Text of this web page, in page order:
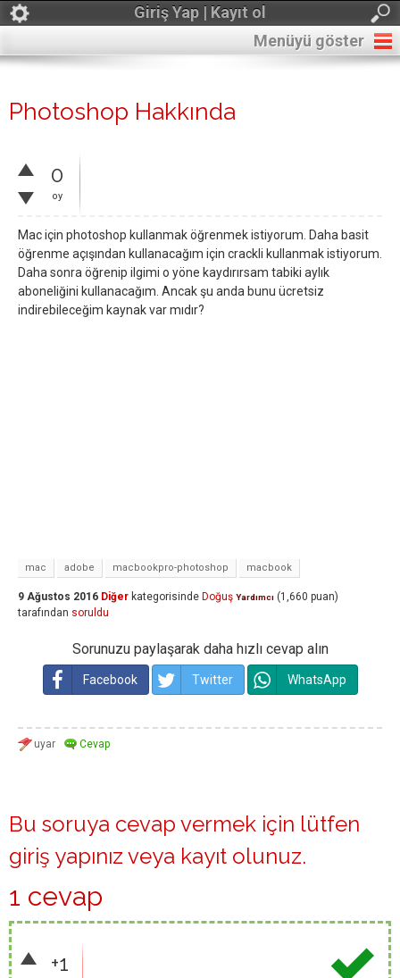
Giriş Yap | Kayıt ol
Menüyü göster
Photoshop Hakkında
0
oy
Mac için photoshop kullanmak öğrenmek istiyorum. Daha basit
öğrenme açışından kullanacağım için crackli kullanmak istiyorum.
Daha sonra öğrenip ilgimi o yöne kaydırırsam tabiki aylık
aboneliğini kullanacağım. Ancak şu anda bunu ücretsiz
indirebileceğim kaynak var mıdır?
mac adobe macbookpro-photoshop macbook
9 Ağustos 2016 Diğer kategorisinde Doğuş Yardımcı (1,660 puan)
tarafından soruldu
Sorunuzu paylaşarak daha hızlı cevap alın
Facebook Twitter WhatsApp
Bu soruya cevap vermek için lütfen
giriş yapınız veya kayıt olunuz.
1 cevap
+1